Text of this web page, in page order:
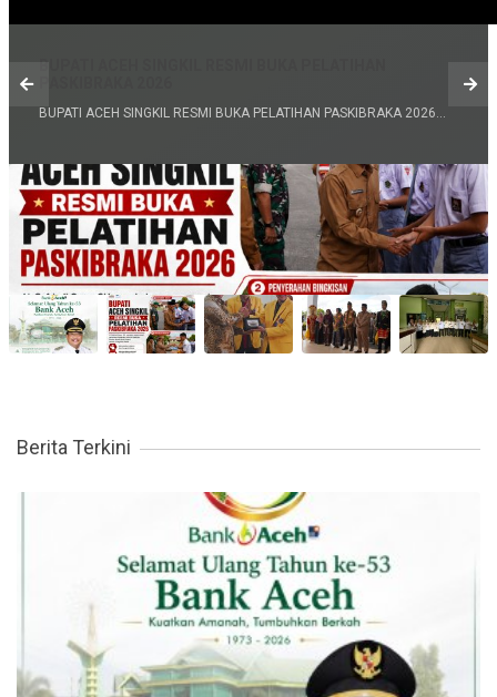
BUPATI ACEH SINGKIL RESMI BUKA PELATIHAN
BUPATI ACEH SINGKIL RESMI BUKA PELATIHAN PASKIBRAKA 2026...
Berita Terkini